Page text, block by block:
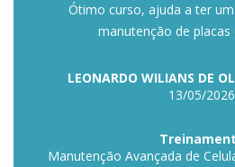
Ótimo curso, ajuda a ter
manutenção de placas
LEONARDO WILIANS DE
13/05/2026
Manutenção Avançada de